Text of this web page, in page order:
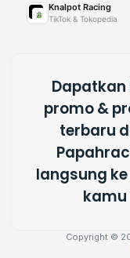
Knalpot Racing
TikTok & Tokopedia
Dapatkan
promo &
terbaru
langsung
kamu
Copyright ©